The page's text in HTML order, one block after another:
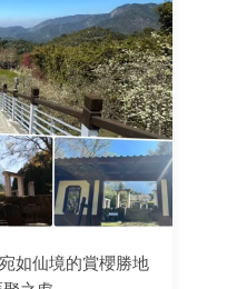
如仙境的賞櫻勝地